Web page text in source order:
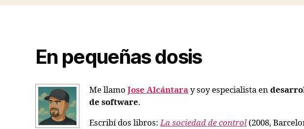
En pequeñas dosis
Me llamo Jose Alcántaray soy especialista en
de software.
Escribí dos libros:La sociedad de control (2008,